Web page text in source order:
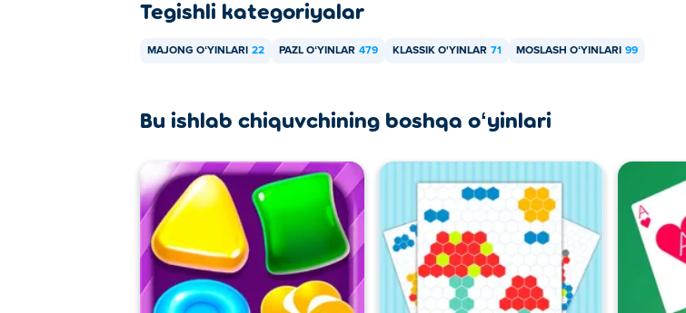
Tegishli kategoriyalar
MAJONG OʻYINLARI 22 PAZL OʻYINLAR 479 KLASSIK O'YINLAR 71 MOSLASH OʻYINLARI 99
Bu ishlab chiquvchining boshqa oʻyinlari